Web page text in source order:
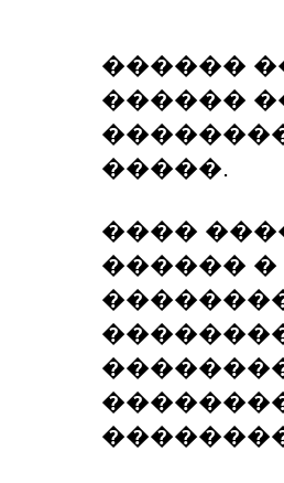
������
������
�����.
����
������